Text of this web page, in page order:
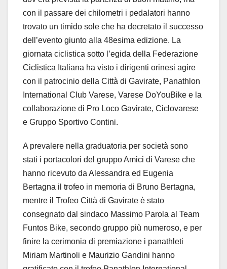
con il passare dei chilometri i pedalatori hanno
trovato un timido sole che ha decretato il successo
dell’evento giunto alla 48esima edizione. La
giornata ciclistica sotto l’egida della Federazione
Ciclistica Italiana ha visto i dirigenti orinesi agire
con il patrocinio della Città di Gavirate, Panathlon
International Club Varese, Varese DoYouBike e la
collaborazione di Pro Loco Gavirate, Ciclovarese
e Gruppo Sportivo Contini.
A prevalere nella graduatoria per società sono
stati i portacolori del gruppo Amici di Varese che
hanno ricevuto da Alessandra ed Eugenia
Bertagna il trofeo in memoria di Bruno Bertagna,
mentre il Trofeo Città di Gavirate è stato
consegnato dal sindaco Massimo Parola al Team
Funtos Bike, secondo gruppo più numeroso, e per
finire la cerimonia di premiazione i panathleti
Miriam Martinoli e Maurizio Gandini hanno